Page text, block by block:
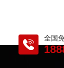
全国